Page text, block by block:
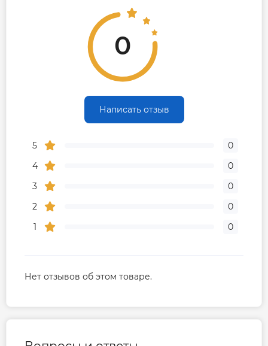
0
Написать отзыв
5
0
4
0
3
0
2
0
1
0
Нет отзывов об этом товаре.